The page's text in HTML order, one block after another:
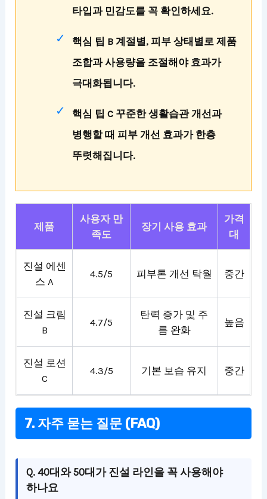
타입과 민감도를 꼭 확인하세요.
핵심 팁 B 계절별, 피부 상태별로 제품
조합과 사용량을 조절해야 효과가
극대화됩니다.
핵심 팁 C 꾸준한 생활습관 개선과
병행할 때 피부 개선 효과가 한층
뚜렷해집니다.
제품
사용자 만
족도
장기 사용 효과
가격
대
진설 에센
스 A
4.5/5 피부톤 개선 탁월 중간
진설 크림
B
4.7/5
탄력 증가 및 주
름 완화
높음
진설 로션
C
4.3/5 기본 보습 유지 중간
7. 자주 묻는 질문 (FAQ)
Q. 40대와 50대가 진설 라인을 꼭 사용해야
하나요